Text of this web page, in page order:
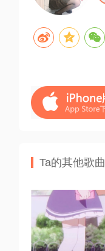
Ta的其他歌曲